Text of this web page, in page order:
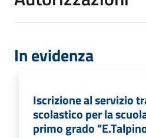
In evidenza
Iscrizione al servizio
scolastico per la
primo grado